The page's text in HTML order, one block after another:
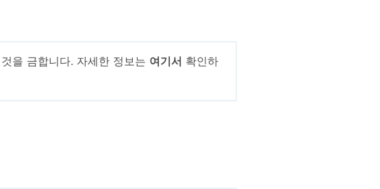
을 금합니다. 자세한 정보는 여기서 확인하